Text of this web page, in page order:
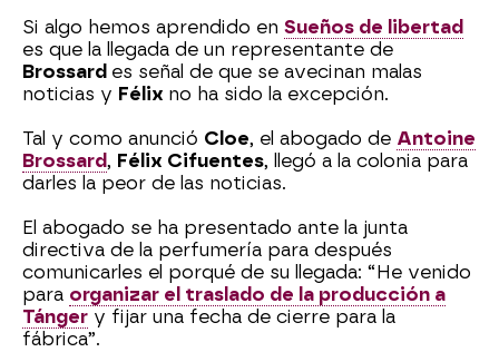
Si algo hemos aprendido en Sueños de libertad
es que la llegada de un representante de
Brossard es señal de que se avecinan malas
noticias y Félix no ha sido la excepción.
Tal y como anunció Cloe, el abogado de Antoine
Brossard, Félix Cifuentes, llegó a la colonia para
darles la peor de las noticias.
El abogado se ha presentado ante la junta
directiva de la perfumería para después
comunicarles el porqué de su llegada: “He venido
para organizar el traslado de la producción a
Tánger y fijar una fecha de cierre para la
fábrica”.